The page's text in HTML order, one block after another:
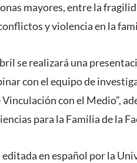
mayores, entre la
y violencia en la
se realizará una
con el equipo de
con el Medio”,
para la Familia de la
en español por la